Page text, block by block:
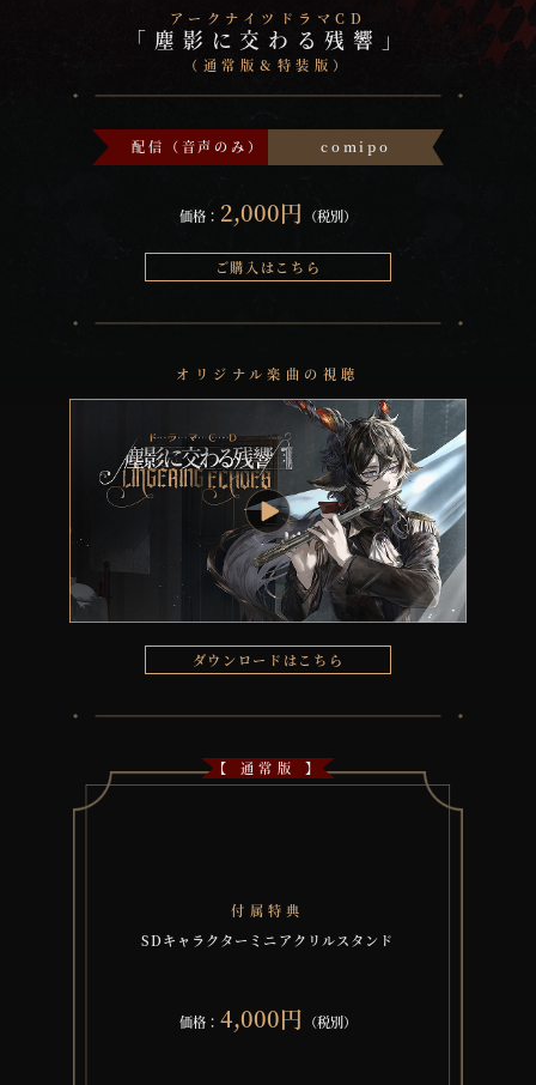
アークナイツドラマCD
「塵影に交わる残響」
（通常版＆特装版）
配信（音声のみ） comipo
価格： 2,000円 （税別）
ご購入はこちら
オリジナル楽曲の視聴
ダウンロードはこちら
【 通常版 】
付属特典
SDキャラクターミニアクリルスタンド
価格： 4,000円 （税別）